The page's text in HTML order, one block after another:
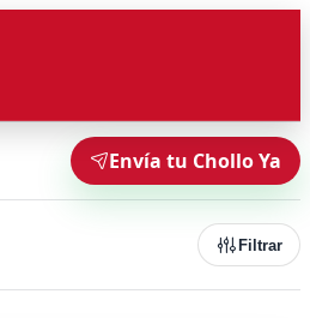
Envía tu Chollo Ya
Filtrar